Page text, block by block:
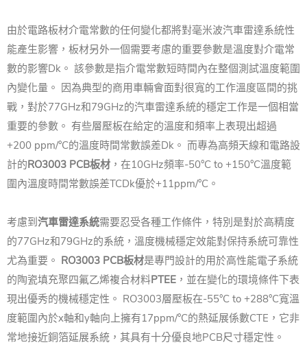
由於電路板材介電常數的任何變化都將對毫米波汽車雷達系統性
能產生影響，板材另外一個需要考慮的重要參數是溫度對介電常
數的影響Dk。 該參數是指介電常數短時間內在整個測試溫度範圍
內變化量。 因為典型的商用車輛會面對很寬的工作溫度區間的挑
戰，對於77GHz和79GHz的汽車雷達系統的穩定工作是一個相當
重要的參數。 有些層壓板在給定的溫度和頻率上表現出超過
+200 ppm/°C的溫度時間常數誤差Dk。 而專為高頻天線和電路設
計的RO3003 PCB板材 ，在10GHz頻率-50°C to +150°C溫度範
圍內溫度時間常數誤差TCDk優於+11ppm/°C。
考慮到汽車雷達系統需要忍受各種工作條件，特別是對於高精度
的77GHz和79GHz的系統，溫度機械穩定效能對保持系統可靠性
尤為重要。 RO3003 PCB板材是專門設計的用於高性能電子系統
的陶瓷填充聚四氟乙烯複合材料PTEE ，並在變化的環境條件下表
現出優秀的機械穩定性。 RO3003層壓板在-55°C to +288°C寬溫
度範圍內於x軸和y軸向上擁有17ppm/°C的熱延展係數CTE，它非
常地接近銅箔延展系統，其具有十分優良地PCB尺寸穩定性。